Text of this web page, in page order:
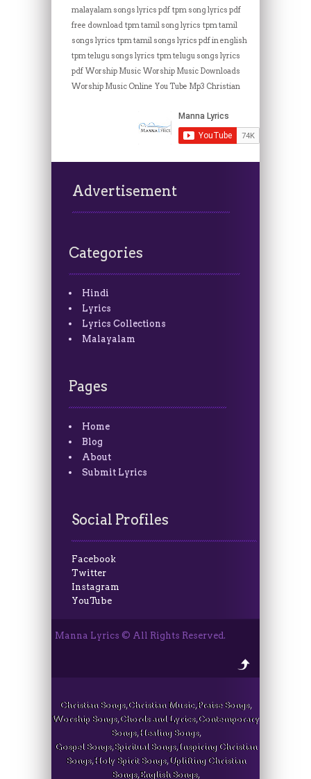
malayalam songs lyrics pdf tpm song lyrics pdf
free download tpm tamil song lyrics tpm tamil
songs lyrics tpm tamil songs lyrics pdf in english
tpm telugu songs lyrics tpm telugu songs lyrics
pdf Worship Music Worship Music Downloads
Worship Music Online You Tube Mp3 Christian
Advertisement
Categories
Hindi
Lyrics
Lyrics Collections
Malayalam
Pages
Home
Blog
About
Submit Lyrics
Social Profiles
Facebook
Twitter
Instagram
YouTube
Manna Lyrics © All Rights Reserved.
Christian Songs, Christian Music, Praise Songs,
Worship Songs, Chords and Lyrics, Contemporary
Songs, Healing Songs,
Gospel Songs, Spiritual Songs, Inspiring Christian
Songs, Holy Spirit Songs, Uplifting Christian
Songs, English Songs,